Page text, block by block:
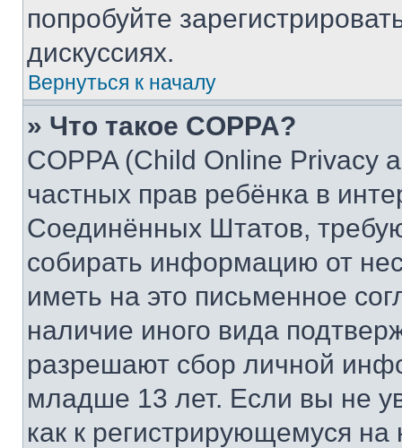
попробуйте
дискуссиях.
Вернуться к началу
» Что такое COPPA?
COPPA (Child Online Privacy
частных прав ребёнка в
Соединённых Штатов,
собирать информацию от
иметь на это письменное
наличие иного вида
разрешают сбор личной
младше 13 лет. Если вы не
как к регистрирующемуся